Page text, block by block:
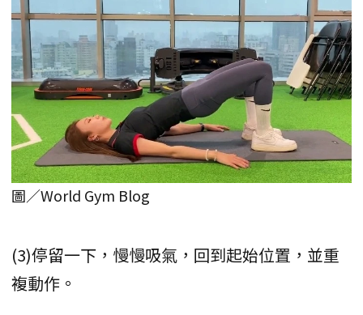
圖／World Gym Blog
(3)停留一下，慢慢吸氣，回到起始位置，並重
複動作。